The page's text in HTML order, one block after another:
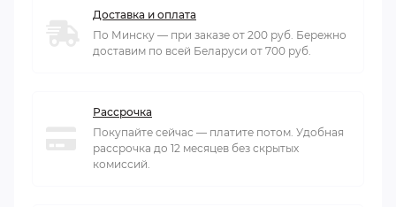
Доставка и оплата
По Минску — при заказе от 200 руб. Бережно
доставим по всей Беларуси от 700 руб.
Рассрочка
Покупайте сейчас — платите потом. Удобная
рассрочка до 12 месяцев без скрытых
комиссий.